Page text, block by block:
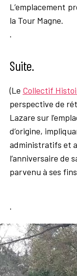
L’emplacement
la Tour Magne.
.
Suite.
(Le Collectif
perspective de
Lazare sur
d’origine,
administratifs et
l’anniversaire de
parvenu à ses
.
V
i
d
e